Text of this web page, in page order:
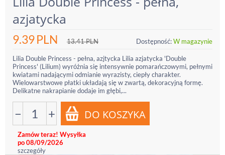
azjatycka
9.39PLN 13.41PLN Dostępność:W magazynie
Lilia Double Princess - pełna, azjtycka Lilia azjatycka 'Double
Princess' (Lilium) wyróżnia się intensywnie pomarańczowymi, pełnymi
kwiatami nadającymi odmianie wyrazisty, ciepły charakter.
Wielowarstwowe płatki układają się w zwartą, dekoracyjną formę.
Delikatne nakrapianie dodaje im głębi,...
− +
Zamów teraz! Wysyłka
po 08/09/2026
szczegóły